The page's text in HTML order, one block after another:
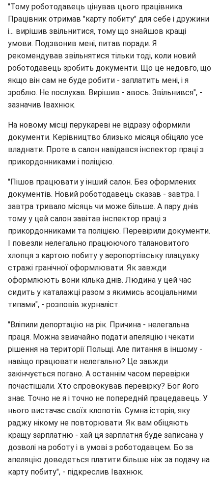
"Тому роботодавець цінував цього працівника.
Працівник отримав "карту побиту" для себе і дружини
і... вирішив звільнитися, тому що знайшов кращі
умови. Подзвонив мені, питав поради. Я
рекомендував звільнятися тільки тоді, коли новий
роботодавець зробить документи. Що це недовго, що
якщо він сам не буде робити - заплатить мені, і я
зроблю. Не послухав. Вирішив - авось. Звільнився", -
зазначив Івахнюк.
На новому місці перукареві не відразу оформили
документи. Керівництво близько місяця обіцяло усе
владнати. Проте в салон навідався інспектор праці з
прикордонниками і поліцією.
"Пішов працювати у інший салон. Без оформлених
документів. Новий роботодавець сказав - завтра. І
завтра тривало місяць чи може більше. А пару днів
тому у цей салон завітав інспектор праці з
прикордонниками та поліцією. Перевірили документи.
І повезли нелегально працюючого талановитого
хлопця з картою побиту у аеропортівську плацувку
стражі гранічної оформлювати. Як завжди
оформлюють вони кілька днів. Людина у цей час
сидить у каталажці разом з якимись асоціальними
типами", - розповів журналіст.
"Вліпили депортацію на рік. Причина - нелегальна
праця. Можна звиачайно подати апеляцію і чекати
рішення на території Польщі. Але питання в іншому -
навіщо працювати нелегально? Це завжди
закінчується погано. А останнім часом перевірки
почастішали. Хто спровокував перевірку? Бог його
знає. Точно не я і точно не попередній працедавець. У
нього вистачає своїх клопотів. Сумна історія, яку
раджу нікому не повторювати. Як вам обіцяють
кращу зарплатню - хай ця зарплатня буде записана у
дозволі на роботу і в умові з роботодавцем. Бо за
апeляцію доведеться платити більше ніж за подачу на
карту побиту", - підкреслив Івахнюк.